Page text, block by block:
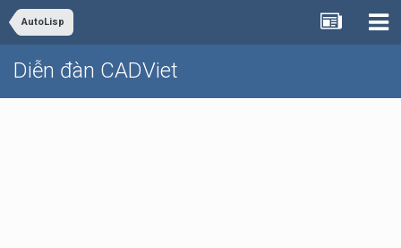
AutoLisp
Diễn đàn CADViet